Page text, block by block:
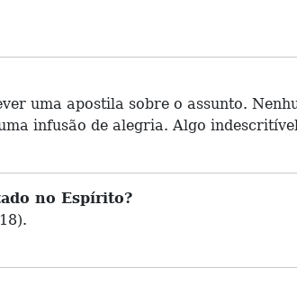
uma apostila sobre o assunto.
infusão de alegria. Algo
no Espírito?